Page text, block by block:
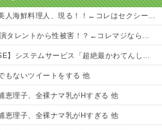
！！←コレはセクシー過ぎてワイらにブッ刺さりまくりw w w w w w w w w
ントから性被害！？←コレマジならヤバくねーか？
ス「超絶最かわてんしちゃん」プライズフィギュア【彩色原型公開】
もないツイートをする 他
恵理子、全裸ナマ乳がHすぎる 他
恵理子、全裸ナマ乳がHすぎる 他